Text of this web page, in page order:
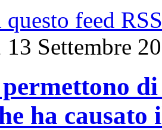
feed RSS
Settembre
ha